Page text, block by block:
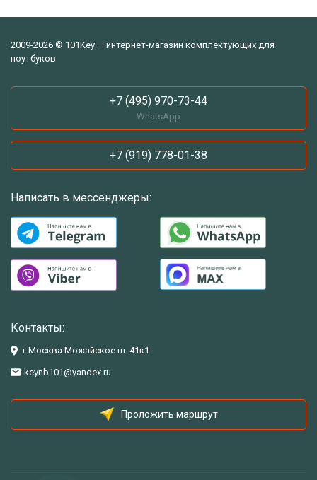
2009-2026 © 101Key — интернет-магазин комплектующих для
ноутбуков
+7 (495) 970-73-44
WhatsApp
+7 (919) 778-01-38
Написать в мессенджеры:
Контакты:
г.Москва Можайское ш. 41к1
keynb101@yandex.ru
Проложить маршрут